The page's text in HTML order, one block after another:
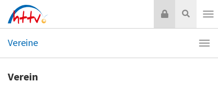
Inhalt
springen
Suche
Login
Vereine
Verein